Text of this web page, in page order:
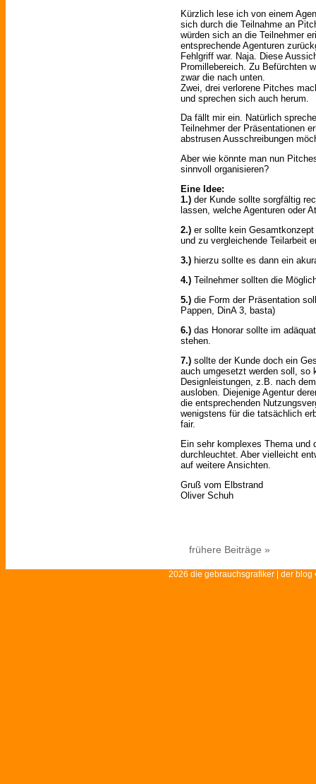
Kürzlich lese ich von einem
sich durch die Teilnahme an
würden sich an die Teilnehmer
entsprechende Agenturen
Fehlgriff war. Naja. Diese
Promillebereich. Zu Befürchten
zwar die nach unten.
Zwei, drei verlorene Pitches
und sprechen sich auch herum.
Da fällt mir ein. Natürlich
Teilnehmer der Präsentationen
abstrusen Ausschreibungen
Aber wie könnte man nun
sinnvoll organisieren?
Eine Idee:
1.) der Kunde sollte sorgfältig
lassen, welche Agenturen oder
2.) er sollte kein
und zu vergleichende Teilarbeit
3.) hierzu sollte es dann ein
4.) Teilnehmer sollten die
5.) die Form der Präsentation
Pappen, DinA 3, basta)
6.) das Honorar sollte im
stehen.
7.) sollte der Kunde doch ein
auch umgesetzt werden soll, so
Designleistungen, z.B. nach
ausloben. Diejenige Agentur
die entsprechenden
wenigstens für die tatsächlich
fair.
Ein sehr komplexes Thema und
durchleuchtet. Aber vielleicht
auf weitere Ansichten.
Gruß vom Elbstrand
Oliver Schuh
frühere Beiträge »
2026 die gebrauchsgrafiker | der blog